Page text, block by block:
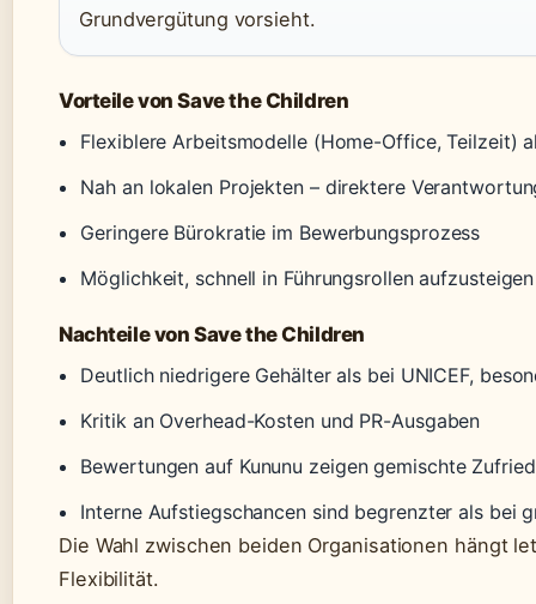
Grundvergütung vorsieht.
Vorteile von Save the Children
Flexiblere Arbeitsmodelle (Home-Office, Teilzeit)
Nah an lokalen Projekten – direktere
Geringere Bürokratie im Bewerbungsprozess
Möglichkeit, schnell in Führungsrollen aufzusteigen
Nachteile von Save the Children
Deutlich niedrigere Gehälter als bei UNICEF,
Kritik an Overhead-Kosten und PR-Ausgaben
Bewertungen auf Kununu zeigen gemischte
Interne Aufstiegschancen sind begrenzter als bei
Die Wahl zwischen beiden Organisationen hängt
Flexibilität.